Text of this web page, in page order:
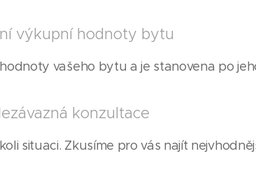
výkupní hodnoty bytu
vašeho bytu a je stanovena po
konzultace
situaci. Zkusíme pro vás najít